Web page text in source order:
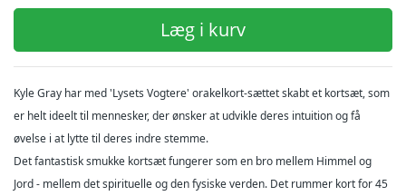
Læg i kurv
Kyle Gray har med 'Lysets Vogtere' orakelkort-sættet skabt et kortsæt, som
er helt ideelt til mennesker, der ønsker at udvikle deres intuition og få
øvelse i at lytte til deres indre stemme.
Det fantastisk smukke kortsæt fungerer som en bro mellem Himmel og
Jord - mellem det spirituelle og den fysiske verden. Det rummer kort for 45